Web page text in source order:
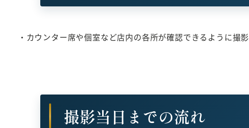
・カウンター席や個室など店内の各所が確認できるように撮影
撮影当日までの流れ